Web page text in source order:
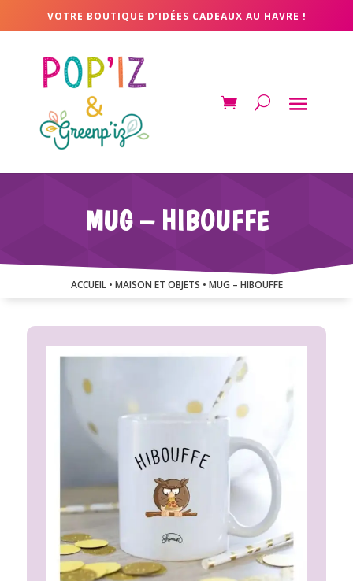
VOTRE BOUTIQUE D’IDÉES CADEAUX AU HAVRE !
MUG – HIBOUFFE
ACCUEIL• MAISON ET OBJETS • MUG – HIBOUFFE